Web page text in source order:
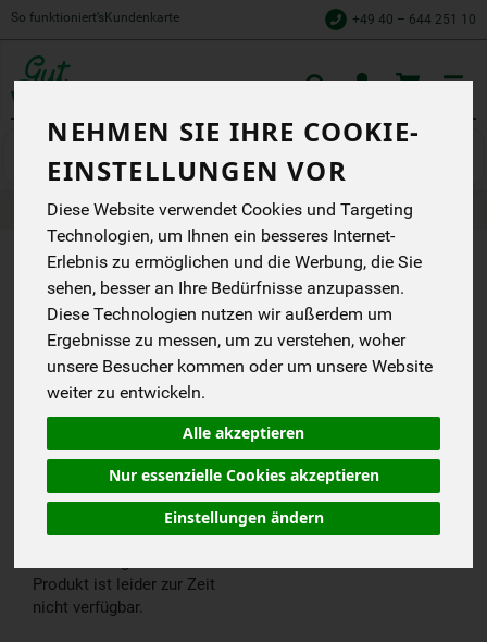
NEHMEN SIE IHRE COOKIE-
EINSTELLUNGEN VOR
Diese Website verwendet Cookies und Targeting
Technologien, um Ihnen ein besseres Internet-
Erlebnis zu ermöglichen und die Werbung, die Sie
sehen, besser an Ihre Bedürfnisse anzupassen.
Diese Technologien nutzen wir außerdem um
Ergebnisse zu messen, um zu verstehen, woher
unsere Besucher kommen oder um unsere Website
weiter zu entwickeln.
Alle akzeptieren
Nur essenzielle Cookies akzeptieren
Einstellungen ändern
So funktioniert’s Kundenkarte +49 40 – 644 251 10
Produkte Getränke Wein Rotwein
PRODUKT
"PRIMITIVO
MADRETERRA
CANTINA
FIORENTINO"
NICHT
VERFÜGBAR.
Produkt ist leider zur Zeit
nicht verfügbar.
cart